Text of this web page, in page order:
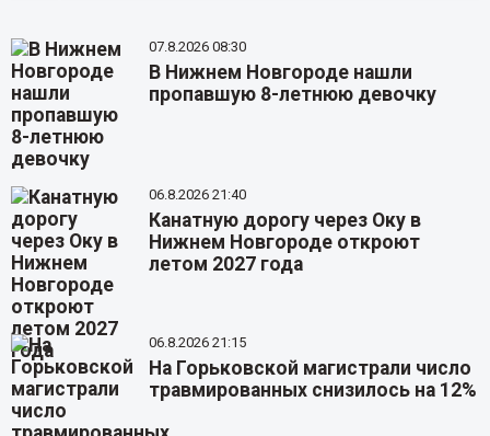
07.8.2026 08:30
В Нижнем Новгороде нашли
пропавшую 8-летнюю девочку
06.8.2026 21:40
Канатную дорогу через Оку в
Нижнем Новгороде откроют
летом 2027 года
06.8.2026 21:15
На Горьковской магистрали число
травмированных снизилось на 12%